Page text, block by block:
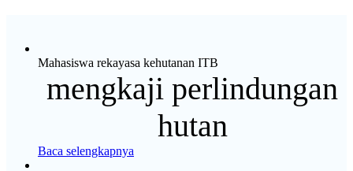
Mahasiswa rekayasa kehutanan ITB
mengkaji perlindungan
hutan
Baca selengkapnya